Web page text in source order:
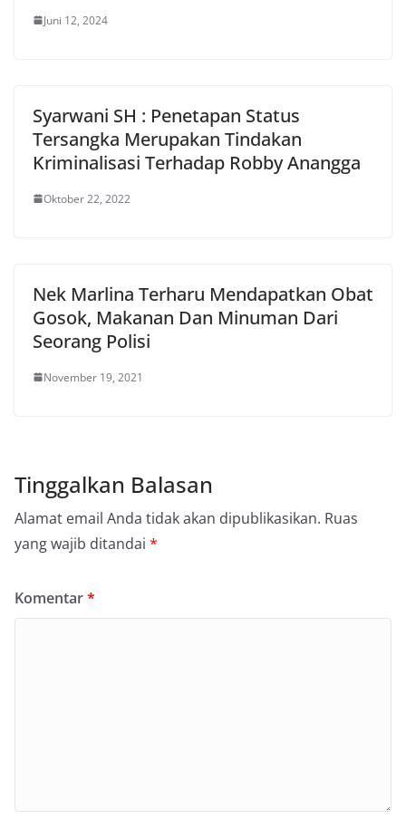
Juni 12, 2024
Syarwani SH : Penetapan Status
Tersangka Merupakan Tindakan
Kriminalisasi Terhadap Robby Anangga
Oktober 22, 2022
Nek Marlina Terharu Mendapatkan Obat
Gosok, Makanan Dan Minuman Dari
Seorang Polisi
November 19, 2021
Tinggalkan Balasan
Alamat email Anda tidak akan dipublikasikan. Ruas
yang wajib ditandai *
Komentar*